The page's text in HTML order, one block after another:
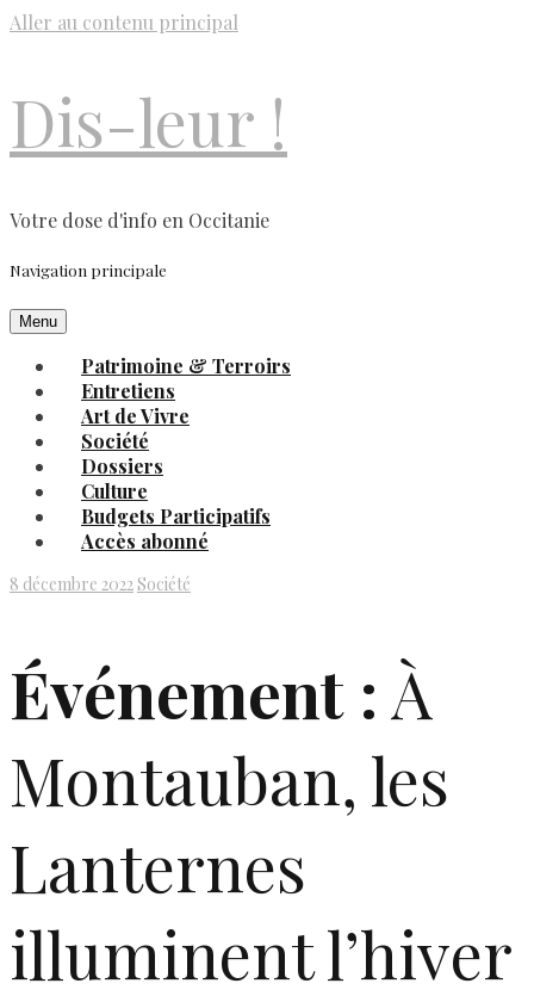
Aller au contenu principal
Dis-leur !
Votre dose d'info en Occitanie
Navigation principale
Menu
Patrimoine & Terroirs
Entretiens
Art de Vivre
Société
Dossiers
Culture
Budgets Participatifs
Accès abonné
8 décembre 2022 Société
Événement :À
Montauban, les
Lanternes
illuminent l’hiver